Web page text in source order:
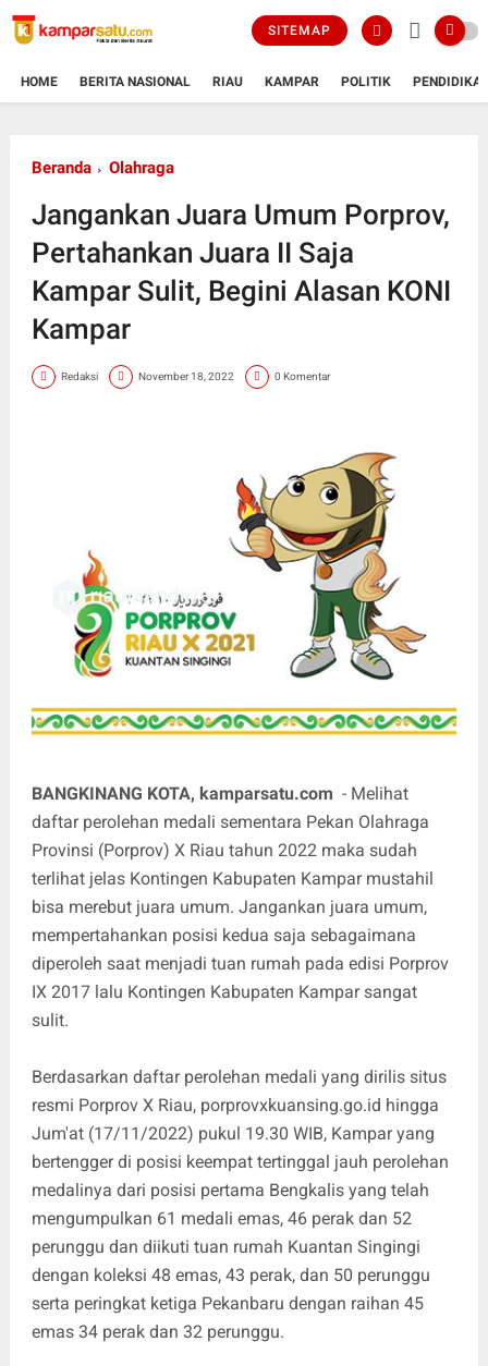
SITEMAP
HOME BERITA NASIONAL RIAU KAMPAR POLITIK
Beranda Olahraga
Jangankan Juara Umum Porprov,
Pertahankan Juara II Saja
Kampar Sulit, Begini Alasan KONI
Kampar
Redaksi November 18, 2022 0 Komentar
BANGKINANG KOTA, kamparsatu.com - Melihat
daftar perolehan medali sementara Pekan Olahraga
Provinsi (Porprov) X Riau tahun 2022 maka sudah
terlihat jelas Kontingen Kabupaten Kampar mustahil
bisa merebut juara umum. Jangankan juara umum,
mempertahankan posisi kedua saja sebagaimana
diperoleh saat menjadi tuan rumah pada edisi Porprov
IX 2017 lalu Kontingen Kabupaten Kampar sangat
sulit.
Berdasarkan daftar perolehan medali yang dirilis situs
resmi Porprov X Riau, porprovxkuansing.go.id hingga
Jum'at (17/11/2022) pukul 19.30 WIB, Kampar yang
bertengger di posisi keempat tertinggal jauh perolehan
medalinya dari posisi pertama Bengkalis yang telah
mengumpulkan 61 medali emas, 46 perak dan 52
perunggu dan diikuti tuan rumah Kuantan Singingi
dengan koleksi 48 emas, 43 perak, dan 50 perunggu
serta peringkat ketiga Pekanbaru dengan raihan 45
emas 34 perak dan 32 perunggu.